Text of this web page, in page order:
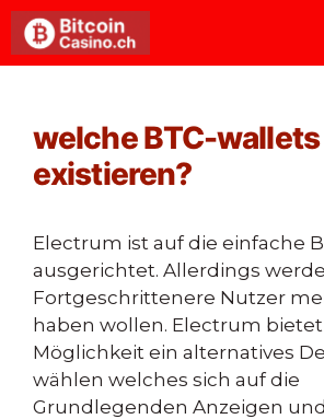
Skip
content
welche BTC-wallets
existieren?
Electrum ist auf die einfache
ausgerichtet. Allerdings
Fortgeschrittenere Nutzer
haben wollen. Electrum
Möglichkeit ein alternatives
wählen welches sich auf die
Grundlegenden Anzeigen